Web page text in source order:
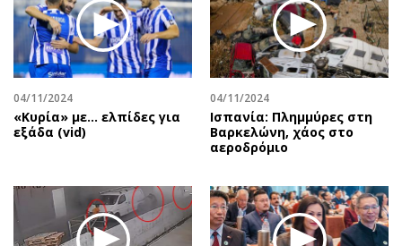
Εικαστικά
Βιβλίο
Χειρόγραφα
Προσφορές
Προσωπικότητες στην ''Κ''
Επιστολές
04/11/2024
«Κυρία» με... ελπίδες για
εξάδα (vid)
04/11/2024
Ισπανία: Πλημμύρες στη
Βαρκελώνη, χάος στο
αεροδρόμιο